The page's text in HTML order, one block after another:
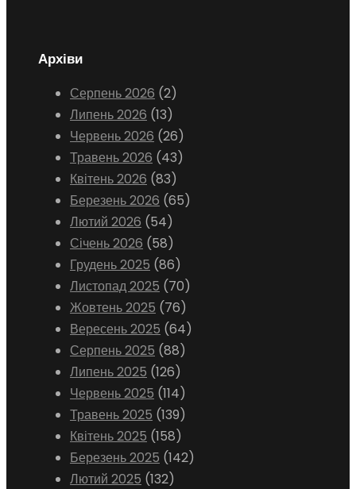
Архіви
Серпень 2026 (2)
Липень 2026 (13)
Червень 2026 (26)
Травень 2026 (43)
Квітень 2026 (83)
Березень 2026 (65)
Лютий 2026 (54)
Січень 2026 (58)
Грудень 2025 (86)
Листопад 2025 (70)
Жовтень 2025 (76)
Вересень 2025 (64)
Серпень 2025 (88)
Липень 2025 (126)
Червень 2025 (114)
Травень 2025 (139)
Квітень 2025 (158)
Березень 2025 (142)
Лютий 2025 (132)